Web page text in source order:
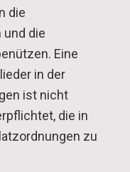
die
und die
Eine
in der
ist nicht
die in
zu